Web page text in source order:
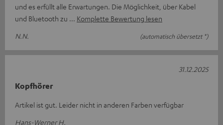
und es erfüllt alle Erwartungen. Die Möglichkeit, über Kabel
und Bluetooth zu
Komplette Bewertung lesen
N.N.
(automatisch übersetzt *)
Kopfhörer
Artikel ist gut. Leider nicht in anderen Farben verfügbar
Hans-Werner H.
31.12.2025